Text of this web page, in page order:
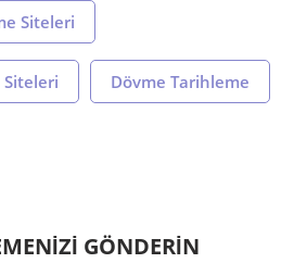
Siteleri
Siteleri Dövme Tarihleme
GÖNDERİN